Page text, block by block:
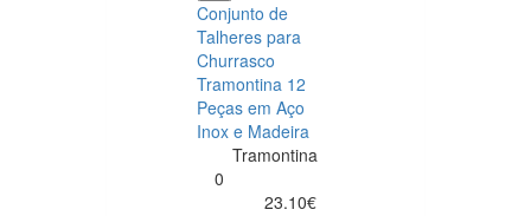
Conjunto de
Talheres para
Churrasco
Tramontina 12
Peças em Aço
Inox e Madeira
Tramontina
0
23.10€